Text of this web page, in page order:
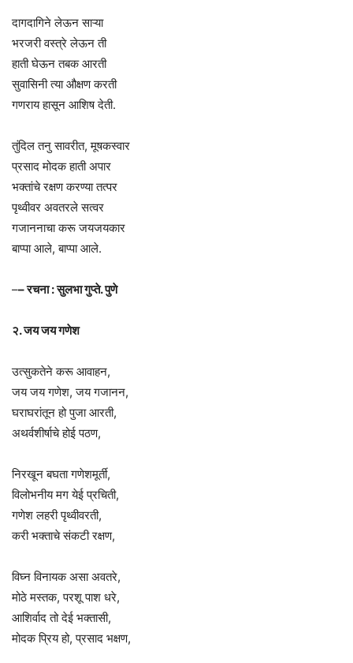
दागदागिने लेऊन साऱ्या
भरजरी वस्त्रे लेऊन ती
हाती घेऊन तबक आरती
सुवासिनी त्या औक्षण करती
गणराय हासून आशिष देती.
तुंदिल तनु सावरीत, मूषकस्वार
प्रसाद मोदक हाती अपार
भक्तांचे रक्षण करण्या तत्पर
पृथ्वीवर अवतरले सत्वर
गजाननाचा करू जयजयकार
बाप्पा आले, बाप्पा आले.
–– रचना : सुलभा गुप्ते. पुणे
२. जय जय गणेश
उत्सुकतेने करू आवाहन,
जय जय गणेश, जय गजानन,
घराघरांतून हो पुजा आरती,
अथर्वशीर्षाचे होई पठण,
निरखून बघता गणेशमूर्ती,
विलोभनीय मग येई प्रचिती,
गणेश लहरी पृथ्वीवरती,
करी भक्ताचे संकटी रक्षण,
विघ्न विनायक असा अवतरे,
मोठे मस्तक, परशू पाश धरे,
आशिर्वाद तो देई भक्तासी,
मोदक प्रिय हो, प्रसाद भक्षण,